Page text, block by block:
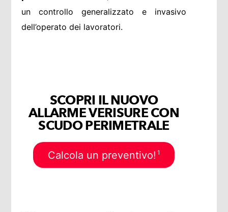
un controllo generalizzato e invasivo
dell’operato dei lavoratori.
SCOPRI IL NUOVO
ALLARME VERISURE CON
SCUDO PERIMETRALE
Calcola un preventivo! 1